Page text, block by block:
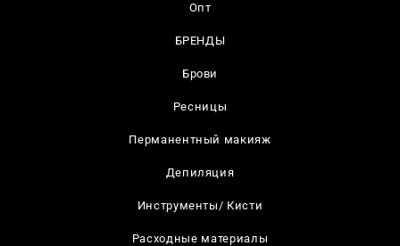
Опт
БРЕНДЫ
Брови
Ресницы
Перманентный макияж
Депиляция
Инструменты/ Кисти
Расходные материалы